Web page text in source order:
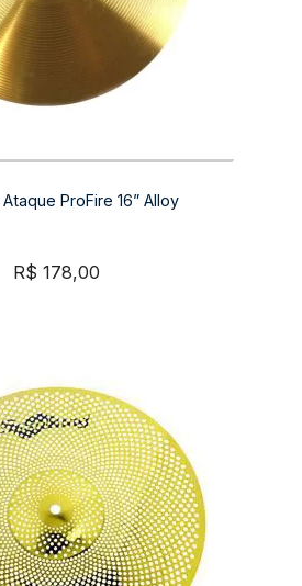
ProFire 16” Alloy
R$ 178,00